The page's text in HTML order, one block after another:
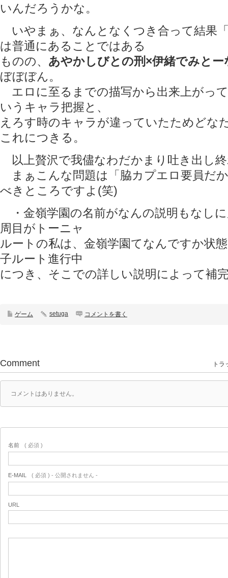
いんだろうかな。
いやまぁ、なんとなくつき合って結果
は普通にあることではある
ものの、 あやかしびとの刑×伊緒でみとー
ぼぼぼん。
エロに至るまでの描写から出来上がっ
いうキャラ把握と、
えろす時のキャラが違っていたためどな
これにつきる。
以上贅沢で我儘なわだかまり吐き出し
まぁこんな問題は「脇カプエロ要員だ
べきところですよ(笑)
・金嶺学園の名前がなんの説明もなし
周目がトーニャ
ルートの私は、金嶺学園てなんですか状
子ルート進行中
につき、そこでの詳しい説明によって補
ゲーム setuga コメントを書く
Comment トラ
コメントはありません。
名前 ( 必須 )
E-MAIL ( 必須 ) - 公開されません -
URL